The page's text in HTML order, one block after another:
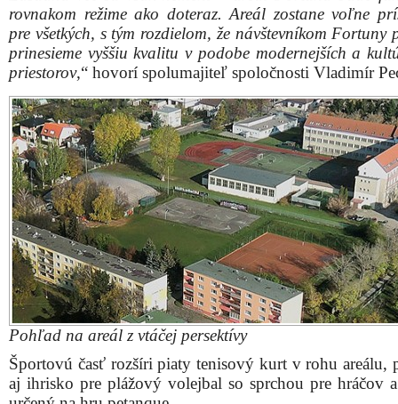
Pohľad na areál z vtáčej persektívy
Športovú časť rozšíri piaty tenisový kurt v rohu areálu,
aj ihrisko pre plážový volejbal so sprchou pre hráčov
určený na hru petanque.
V rámci infraštruktúry areálu zmodernizujú súčasné
tenisových kurtov, budúcnosti sa plánujú
osvetlenie pre zadné tenisové kurty.
Svoju pozornosť sústredí spoločnosť Fortuna aj na
veľkej trávnatej plochy s cieľom zachovať čo najviac
plôch v areáli. Trávnik nadobudne vyššiu kvalitu
novému závlahovému systému.
„Areál bude slúžiť pre verejnosť. Obyvatelia mesta si
robiť vlastný piknik, ležať na dekách, oddychovať, či
svoje deti pre hrách. Kvalite trávnika budeme venovať
pozornosť,“ sľubuje Vladimír Pecho, ktorý má
problematikou vlastné skúsenosti, keďže je
prevádzkovateľov neďalekého golfového
Kamenným mlynom.